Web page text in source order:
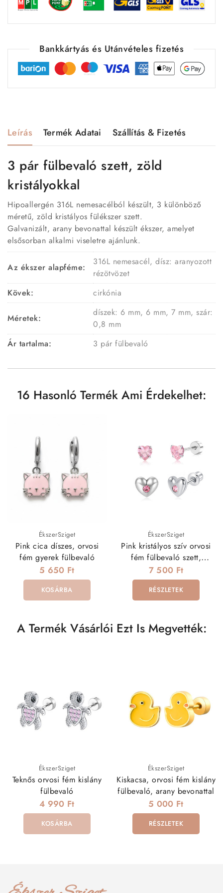
Bankkártyás és Utánvételes fizetés
Leírás Termék Adatai Szállítás & Fizetés
3 pár fülbevaló szett, zöld
kristályokkal
Hipoallergén 316L nemesacélból készült, 3 különböző
méretű, zöld kristályos fülékszer szett.
Galvanizált, arany bevonattal készült ékszer, amelyet
elsősorban alkalmi viseletre ajánlunk.
Az ékszer alapféme:
316L nemesacél, dísz: aranyozott
rézötvözet
Kövek:
cirkónia
Méretek:
díszek: 6 mm, 6 mm, 7 mm, szár:
0,8 mm
Ár tartalma:
3 pár fülbevaló
16 Hasonló Termék Ami Érdekelhet:
ÉkszerSziget
Pink cica díszes, orvosi
fém gyerek fülbevaló
5 650 Ft
KOSÁRBA
ÉkszerSziget
Pink kristályos szív orvosi
fém fülbevaló szett,
csavaros zárral
7 500 Ft
RÉSZLETEK
A Termék Vásárlói Ezt Is Megvették:
ÉkszerSziget
Teknős orvosi fém kislány
fülbevaló
4 990 Ft
KOSÁRBA
ÉkszerSziget
Kiskacsa, orvosi fém kislány
fülbevaló, arany bevonattal
5 000 Ft
RÉSZLETEK